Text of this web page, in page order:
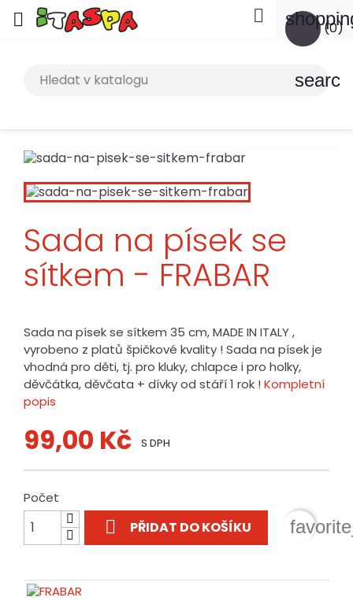
 (0)

search
Sada na písek se
sítkem - FRABAR
Sada na písek se sítkem 35 cm, MADE IN ITALY ,
vyrobeno z platů špičkové kvality ! Sada na písek je
vhodná pro děti, tj. pro kluky, chlapce i pro holky,
děvčátka, děvčata + dívky od stáří 1 rok ! Kompletní
popis
99,00 Kč S DPH
Počet
 PŘIDAT DO KOŠÍKU